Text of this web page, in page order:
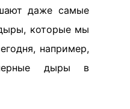
даже самые
которые мы
например,
черные дыры в